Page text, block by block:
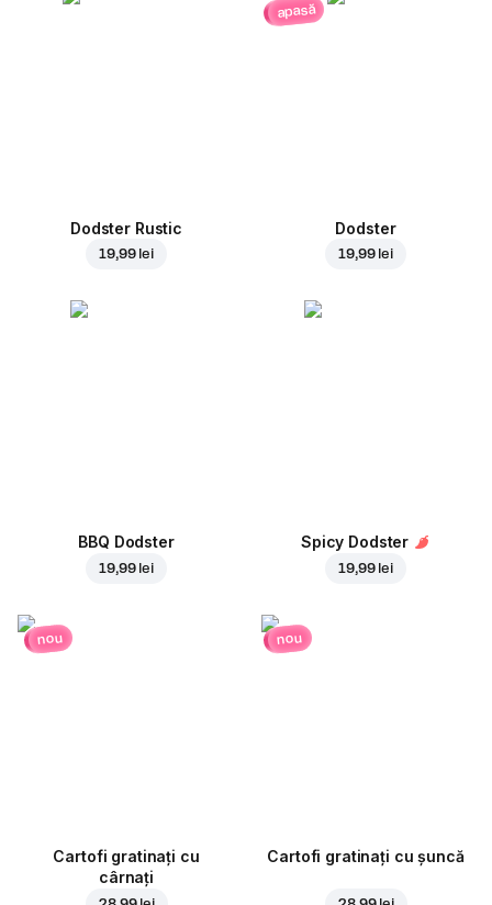
Dodster Rustic
19,99 lei
apasă
Dodster
19,99 lei
BBQ Dodster
19,99 lei
Spicy Dodster
19,99 lei
nou
Cartofi gratinați cu
cârnați
nou
Cartofi gratinați cu șuncă